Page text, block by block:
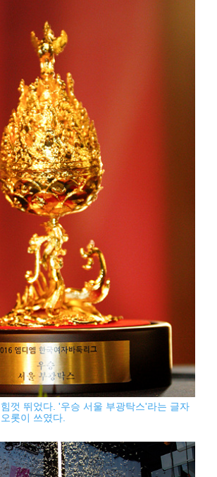
껏 뛰었다. '우승 서울 부광탁스'라는 글자
롯이 쓰였다.